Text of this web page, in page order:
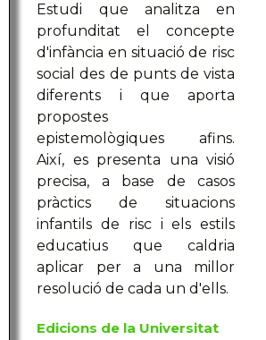
Estudi que analitza en
profunditat el concepte
d'infància en situació de risc
social des de punts de vista
diferents i que aporta
propostes
epistemològiques afins.
Així, es presenta una visió
precisa, a base de casos
pràctics de situacions
infantils de risc i els estils
educatius que caldria
aplicar per a una millor
resolució de cada un d'ells.
Edicions de la Universitat